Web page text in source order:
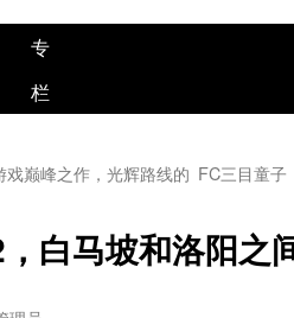
专
栏
巅峰之作，光辉路线的 FC三目童子
白马坡和洛阳之